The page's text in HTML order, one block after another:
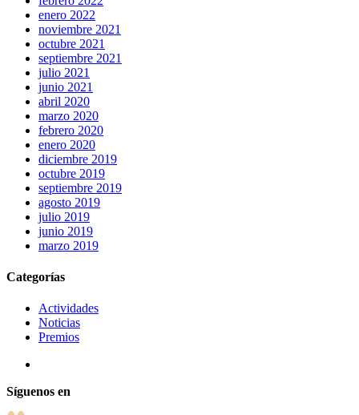
enero 2022
noviembre 2021
octubre 2021
septiembre 2021
julio 2021
junio 2021
abril 2020
marzo 2020
febrero 2020
enero 2020
diciembre 2019
octubre 2019
septiembre 2019
agosto 2019
julio 2019
junio 2019
marzo 2019
Categorías
Actividades
Noticias
Premios
Síguenos en